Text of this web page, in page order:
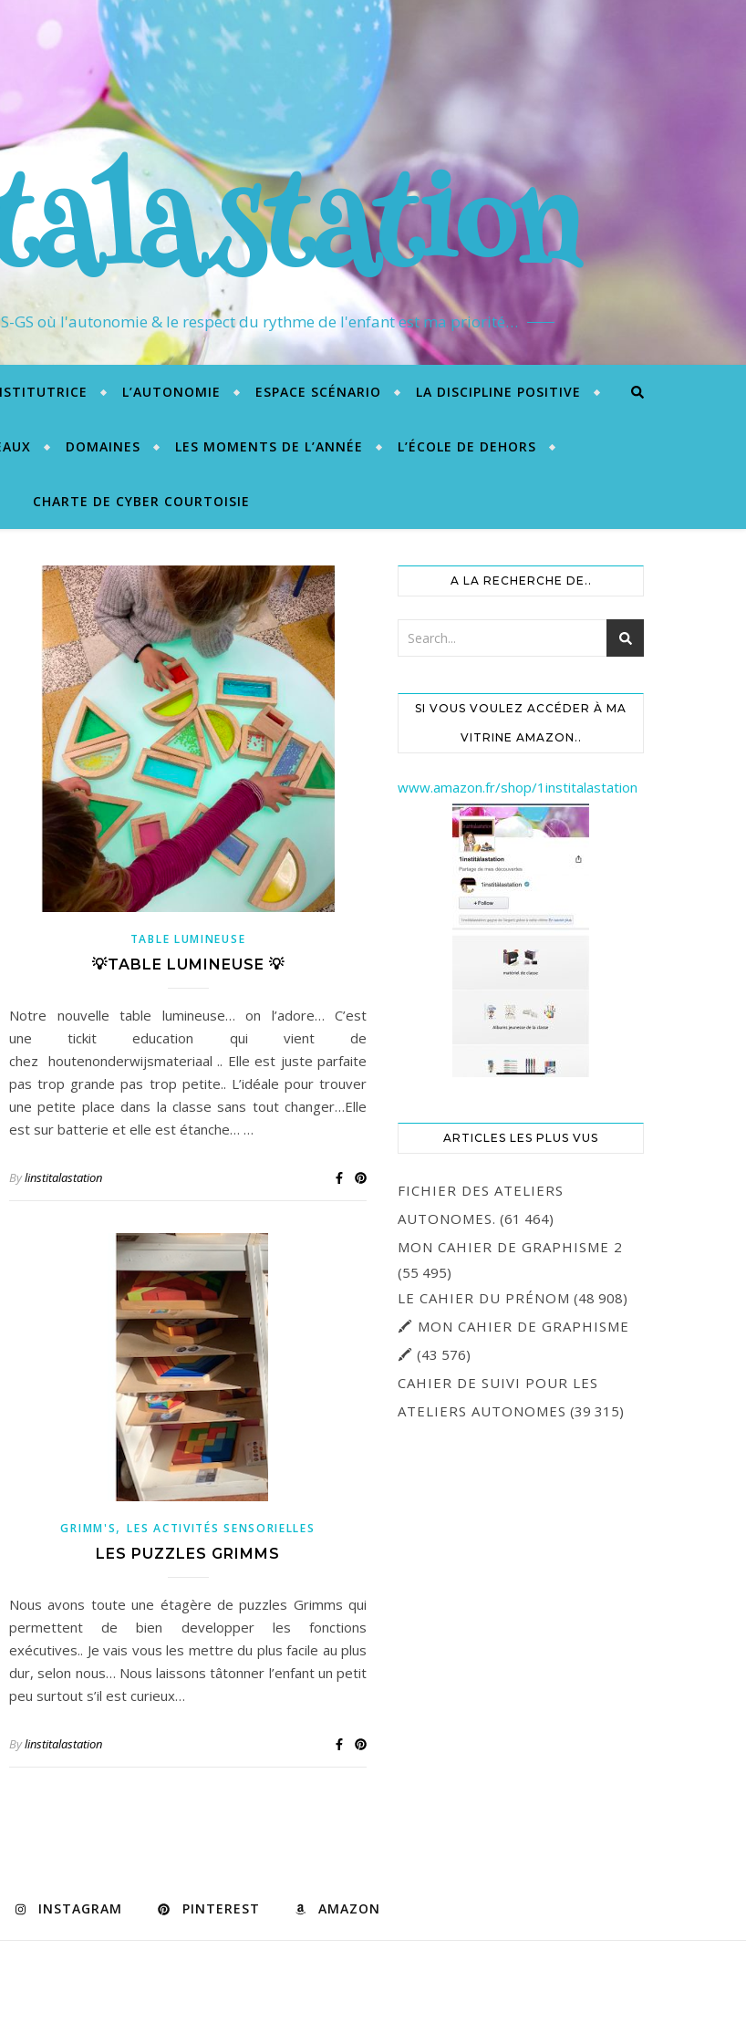
GS où l'autonomie & le respect du rythme de l'enfant est ma priorité…
L’AUTONOMIE ESPACE SCÉNARIO LA DISCIPLINE POSITIVE
DOMAINES LES MOMENTS DE L’ANNÉE L’ÉCOLE DE DEHORS
CHARTE DE CYBER COURTOISIE
TABLE LUMINEUSE
💡TABLE LUMINEUSE 💡
Notre nouvelle table lumineuse… on l’adore… C’est
une tickit education qui vient de
chez houtenonderwijsmateriaal .. Elle est juste parfaite
pas trop grande pas trop petite.. L’idéale pour trouver
une petite place dans la classe sans tout changer…Elle
est sur batterie et elle est étanche… …
Bylinstitalastation
GRIMM'S,LES ACTIVITÉS SENSORIELLES
LES PUZZLES GRIMMS
Nous avons toute une étagère de puzzles Grimms qui
permettent de bien developper les fonctions
exécutives.. Je vais vous les mettre du plus facile au plus
dur, selon nous… Nous laissons tâtonner l’enfant un petit
peu surtout s’il est curieux…
Bylinstitalastation
A LA RECHERCHE DE..
SI VOUS VOULEZ ACCÉDER À MA
VITRINE AMAZON..
www.amazon.fr/shop/1institalastation
ARTICLES LES PLUS VUS
FICHIER DES ATELIERS
AUTONOMES. (61 464)
MON CAHIER DE GRAPHISME 2
(55 495)
LE CAHIER DU PRÉNOM (48 908)
🖍 MON CAHIER DE GRAPHISME
🖍 (43 576)
CAHIER DE SUIVI POUR LES
ATELIERS AUTONOMES (39 315)
INSTAGRAM PINTEREST AMAZON